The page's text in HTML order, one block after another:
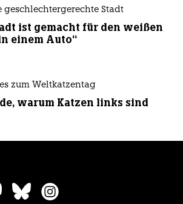
geschlechtergerechte Stadt
ist gemacht für den weißen
einem Auto“
zum Weltkatzentag
warum Katzen links sind